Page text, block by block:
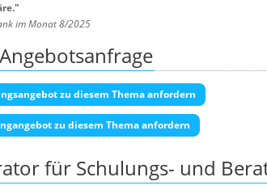
"
im Monat 8/2025
zu diesem Thema anfordern
zu diesem Thema anfordern
für Schulungs- und